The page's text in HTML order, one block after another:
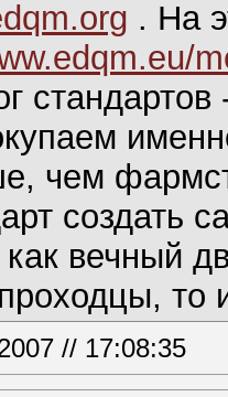
. На
чем
создать
вечный
то
// 17:08:35